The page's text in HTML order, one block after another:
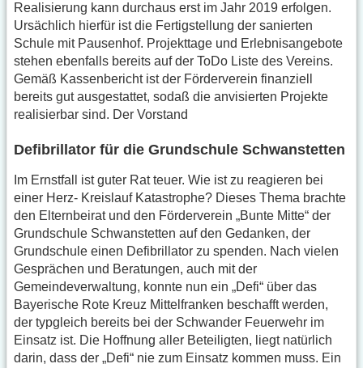
Realisierung kann durchaus erst im Jahr 2019 erfolgen.
Ursächlich hierfür ist die Fertigstellung der sanierten
Schule mit Pausenhof. Projekttage und Erlebnisangebote
stehen ebenfalls bereits auf der ToDo Liste des Vereins.
Gemäß Kassenbericht ist der Förderverein finanziell
bereits gut ausgestattet, sodaß die anvisierten Projekte
realisierbar sind. Der Vorstand
Defibrillator für die Grundschule Schwanstetten
Im Ernstfall ist guter Rat teuer. Wie ist zu reagieren bei
einer Herz- Kreislauf Katastrophe? Dieses Thema brachte
den Elternbeirat und den Förderverein „Bunte Mitte“ der
Grundschule Schwanstetten auf den Gedanken, der
Grundschule einen Defibrillator zu spenden. Nach vielen
Gesprächen und Beratungen, auch mit der
Gemeindeverwaltung, konnte nun ein „Defi“ über das
Bayerische Rote Kreuz Mittelfranken beschafft werden,
der typgleich bereits bei der Schwander Feuerwehr im
Einsatz ist. Die Hoffnung aller Beteiligten, liegt natürlich
darin, dass der „Defi“ nie zum Einsatz kommen muss. Ein